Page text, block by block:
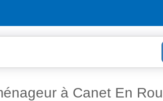
à Canet En